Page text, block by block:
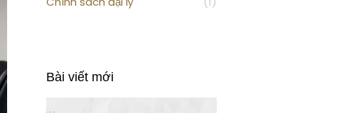
Bài viết mới